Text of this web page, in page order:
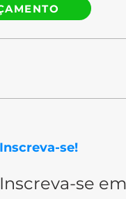
Inscreva-se!
Inscreva-se